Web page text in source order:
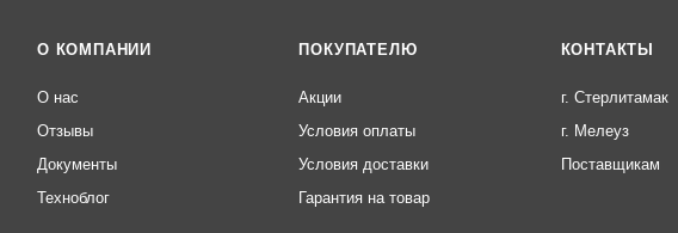
О КОМПАНИИ
О нас
Отзывы
Документы
Техноблог
ПОКУПАТЕЛЮ
Акции
Условия оплаты
Условия доставки
Гарантия на товар
КОНТАКТЫ
г. Стерлитамак
г. Мелеуз
Поставщикам